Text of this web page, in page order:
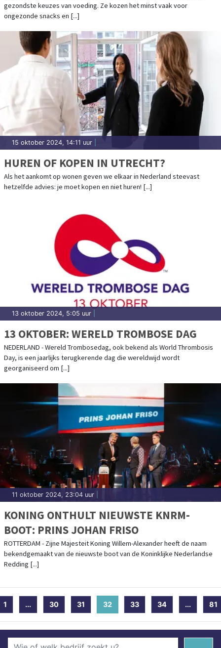
gezondste keuzes van voeding. Ze kozen het minst vaak voor
ongezonde snacks en [...]
15 oktober 2024, 14:11 uur
HUREN OF KOPEN IN UTRECHT?
Als het aankomt op wonen geven we elkaar in Nederland steevast
hetzelfde advies: je moet kopen en niet huren! [...]
13 oktober 2024, 5:05 uur
13 OKTOBER: WERELD TROMBOSE DAG
NEDERLAND - Wereld Trombosedag, ook bekend als World Thrombosis
Day, is een jaarlijks terugkerende dag die wereldwijd wordt
georganiseerd om [...]
11 oktober 2024, 23:04 uur
KONING ONTHULT NIEUWSTE KNRM-
BOOT: PRINS JOHAN FRISO
ROTTERDAM - Zijne Majesteit Koning Willem-Alexander heeft de naam
bekendgemaakt van de nieuwste boot van de Koninklijke Nederlandse
Redding [...]
1 ... 30 31 32 (current)
33 34 ... 81